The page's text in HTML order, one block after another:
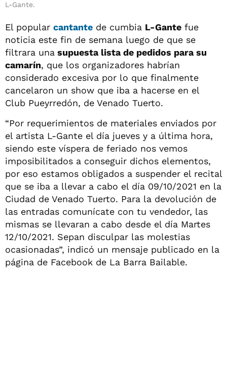
L-Gante.
El popular cantante de cumbia L-Gante fue
noticia este fin de semana luego de que se
filtrara una supuesta lista de pedidos para su
camarín, que los organizadores habrían
considerado excesiva por lo que finalmente
cancelaron un show que iba a hacerse en el
Club Pueyrredón, de Venado Tuerto.
“Por requerimientos de materiales enviados por
el artista L-Gante el día jueves y a última hora,
siendo este víspera de feriado nos vemos
imposibilitados a conseguir dichos elementos,
por eso estamos obligados a suspender el recital
que se iba a llevar a cabo el día 09/10/2021 en la
Ciudad de Venado Tuerto. Para la devolución de
las entradas comunícate con tu vendedor, las
mismas se llevaran a cabo desde el día Martes
12/10/2021. Sepan disculpar las molestias
ocasionadas”, indicó un mensaje publicado en la
página de Facebook de La Barra Bailable.